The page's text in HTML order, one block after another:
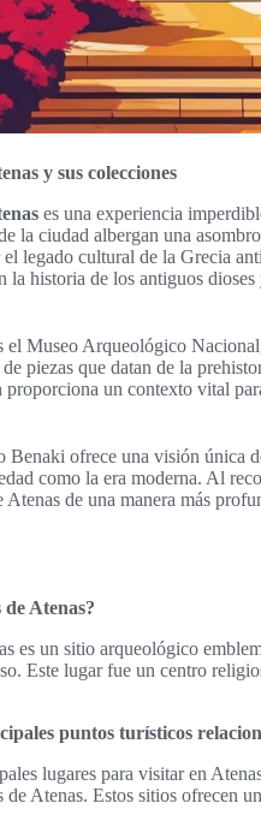
y sus colecciones
es una experiencia
la ciudad albergan una
legado cultural de la Grecia
la historia de los antiguos
el Museo Arqueológico
piezas que datan de la
proporciona un contexto vital
Benaki ofrece una visión única
como la era moderna. Al
de una manera más
Atenas?
es un sitio arqueológico
Este lugar fue un centro
puntos turísticos
lugares para visitar en
Atenas. Estos sitios ofrecen